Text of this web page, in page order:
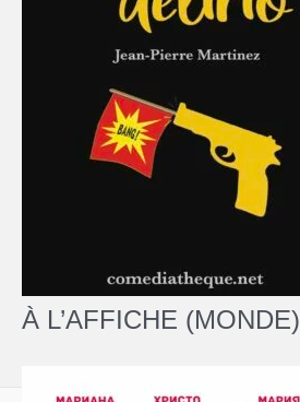
À L’AFFICHE (MONDE)